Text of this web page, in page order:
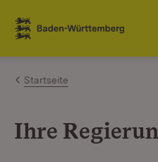
Zum Inhalt springen
Link zur Startseite
Startseite
Ihre